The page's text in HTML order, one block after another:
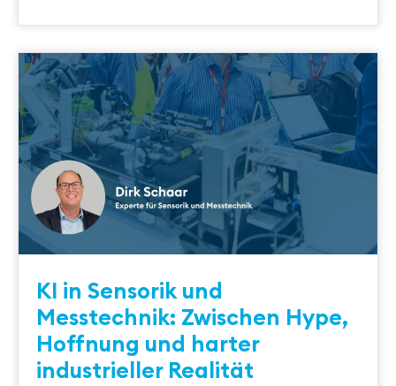
KI in Sensorik und
Messtechnik: Zwischen Hype,
Hoffnung und harter
industrieller Realität